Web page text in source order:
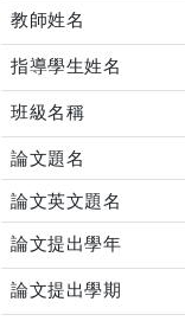
教師姓名
指導學生姓名
班級名稱
論文題名
論文英文題名
論文提出學年
論文提出學期